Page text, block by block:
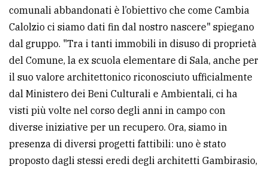
comunali abbandonati è l’obiettivo che come Cambia
Calolzio ci siamo dati fin dal nostro nascere" spiegano
dal gruppo. "Tra i tanti immobili in disuso di proprietà
del Comune, la ex scuola elementare di Sala, anche per
il suo valore architettonico riconosciuto ufficialmente
dal Ministero dei Beni Culturali e Ambientali, ci ha
visti più volte nel corso degli anni in campo con
diverse iniziative per un recupero. Ora, siamo in
presenza di diversi progetti fattibili: uno è stato
proposto dagli stessi eredi degli architetti Gambirasio,